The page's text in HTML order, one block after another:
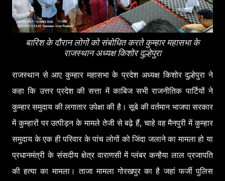
बारिश के दौरान लोगों को संबोधित करते कुम्हार महासभा के
राजस्थान अध्यक्ष किशोर दुल्हेपुरा
राजस्थान से आए कुम्हार महासभा के प्रदेश अध्यक्ष किशोर दुल्हेपुरा ने
कहा कि उत्तर प्रदेश की सत्ता में काबिज सभी राजनीतिक पार्टियों ने
कुम्हार समुदाय की लगातार उपेक्षा की है। सूबे की वर्तमान भाजपा सरकार
में कुम्हारों पर उत्पीड़न के मामले तेजी से बढ़े हैं, चाहे वह मैनपुरी में कुम्हार
समुदाय के एक ही परिवार के पांच लोगों को जिंदा जलाने का मामला हो या
प्रधानमंत्री के संसदीय क्षेत्र वाराणसी में प्लंबर कन्हैया लाल प्रजापति
की हत्या का मामला। ताजा मामला गोरखपुर का है जहां फर्जी पुलिस